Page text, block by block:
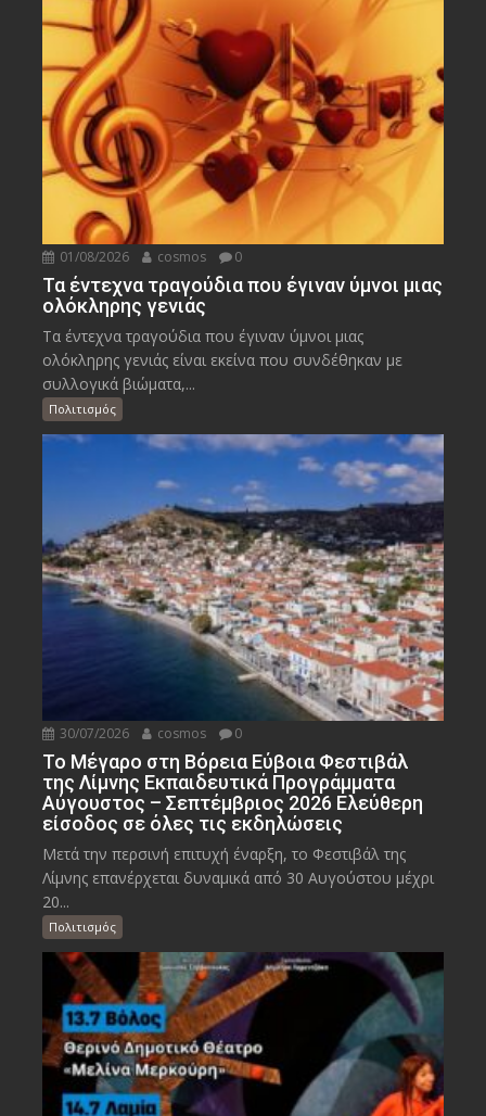
01/08/2026 cosmos 0
Τα έντεχνα τραγούδια που έγιναν ύμνοι μιας
ολόκληρης γενιάς
Τα έντεχνα τραγούδια που έγιναν ύμνοι μιας
ολόκληρης γενιάς είναι εκείνα που συνδέθηκαν με
συλλογικά βιώματα,...
Πολιτισμός
30/07/2026 cosmos 0
Το Μέγαρο στη Βόρεια Εύβοια Φεστιβάλ
της Λίμνης Εκπαιδευτικά Προγράμματα
Αύγουστος – Σεπτέμβριος 2026 Ελεύθερη
είσοδος σε όλες τις εκδηλώσεις
Μετά την περσινή επιτυχή έναρξη, το Φεστιβάλ της
Λίμνης επανέρχεται δυναμικά από 30 Αυγούστου μέχρι
20...
Πολιτισμός